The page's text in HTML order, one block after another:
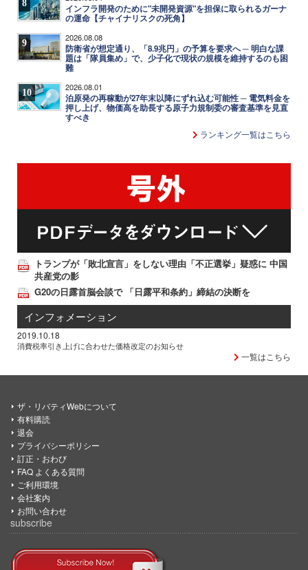
8
インフラ開発のために"未開発資源"を担保に取られるガーナ
の運命【チャイナリスクの死角】
9 2026.08.08
防衛省が想定通り、「8.9兆円」の予算を要求へ ─ 明白な課
題は「隊員集め」で、少子化で現状の規模を維持するのも困
難
10 2026.08.01
泊原発の再稼動が27年末以降にずれ込む可能性 ─ 電気料金を
押し上げ、物価高を助長する原子力規制委の審査基準を見直
すべき
ランキング一覧はこちら
トランプが「敗北宣言」をしない理由「不正選挙」疑惑に 中国
共産党の影
G20の日露首脳会談で 「日露平和条約」締結の決断を
インフォメーション
2019.10.18
消費税率引き上げに合わせた価格改定のお知らせ
一覧はこちら
ザ・リバティWebについて
有料購読
退会
プライバシーポリシー
訂正・おわび
FAQ よくある質問
ご利用環境
会社案内
お問い合わせ
subscribe